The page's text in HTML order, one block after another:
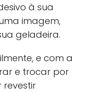
à sua
imagem,
geladeira.
e com a
e trocar por